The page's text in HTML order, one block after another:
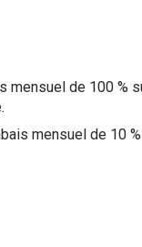
mensuel de 100 %
mensuel de 10